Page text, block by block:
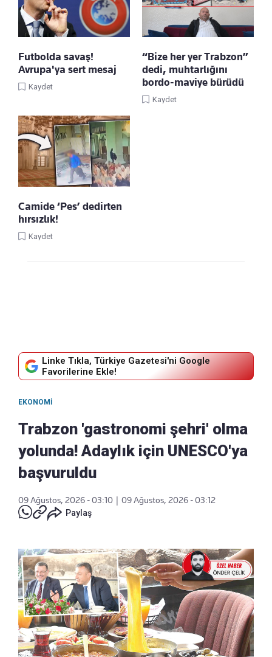
Futbolda savaş!
Avrupa'ya sert mesaj
Kaydet
“Bize her yer Trabzon”
dedi, muhtarlığını
bordo-maviye bürüdü
Kaydet
Camide ‘Pes’ dedirten
hırsızlık!
Kaydet
Linke Tıkla, Türkiye Gazetesi'ni Google
Favorilerine Ekle!
EKONOMI
Trabzon 'gastronomi şehri' olma
yolunda! Adaylık için UNESCO'ya
başvuruldu
09 Ağustos, 2026 - 03:10
09 Ağustos, 2026 - 03:12
Paylaş